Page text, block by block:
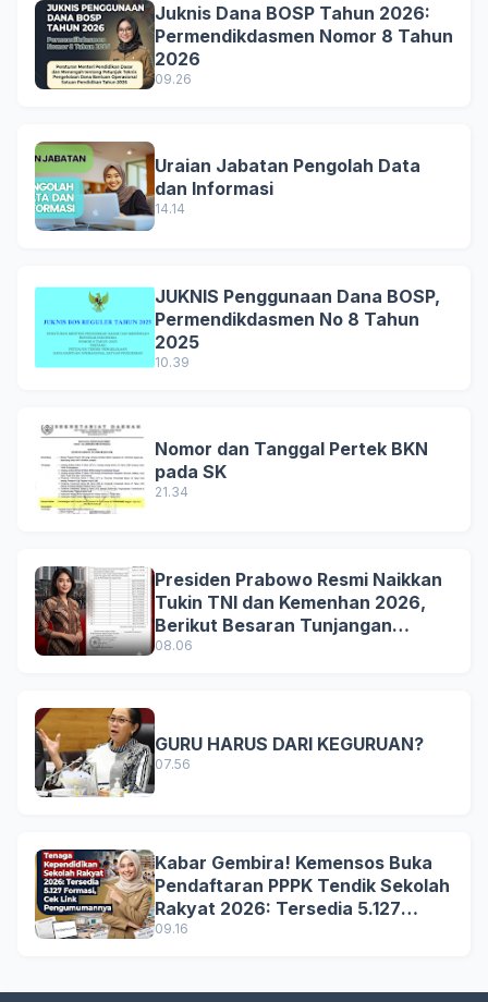
Juknis Dana BOSP Tahun 2026:
Permendikdasmen Nomor 8 Tahun
2026
09.26
Uraian Jabatan Pengolah Data
dan Informasi
14.14
JUKNIS Penggunaan Dana BOSP,
Permendikdasmen No 8 Tahun
2025
10.39
Nomor dan Tanggal Pertek BKN
pada SK
21.34
Presiden Prabowo Resmi Naikkan
Tukin TNI dan Kemenhan 2026,
Berikut Besaran Tunjangan
Terbaru
08.06
GURU HARUS DARI KEGURUAN?
07.56
Kabar Gembira! Kemensos Buka
Pendaftaran PPPK Tendik Sekolah
Rakyat 2026: Tersedia 5.127
Formasi, Simak Syarat dan
09.16